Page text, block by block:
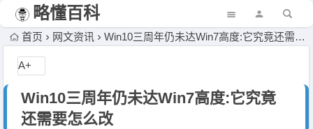
略懂百科
首页 网文资讯 Win10三周年仍未达Win7高度:它究竟还需要怎么改
Win10三周年仍未达Win7高度:它究竟
还需要怎么改
A+